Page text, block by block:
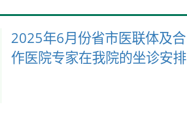
2025年6月份省市医联体及合
作医院专家在我院的坐诊安排